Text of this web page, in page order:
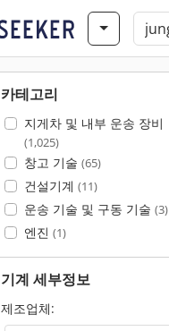
카테고리
지게차 및 내부 운송 장비
(1,025)
창고 기술 (65)
건설기계 (11)
운송 기술 및 구동 기술 (3)
엔진 (1)
기계 세부정보
제조업체: